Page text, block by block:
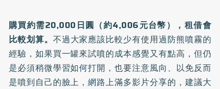
購買約需20,000日圓（約4,006元台幣），租借會
比較划算。 不過大家應該比較少有使用過防熊噴霧的
經驗，如果買一罐來試噴的成本感覺又有點高，但仍
是必須稍微學習如何打開，也要注意風向、以免反而
是噴到自己的臉上，網路上滿多影片分享的，建議大